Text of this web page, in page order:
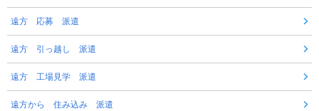
遠方 応募 派遣
遠方 引っ越し 派遣
遠方 工場見学 派遣
遠方から 住み込み 派遣